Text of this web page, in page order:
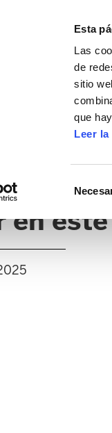
Esta
Las
de
sitio
que
Leer
en